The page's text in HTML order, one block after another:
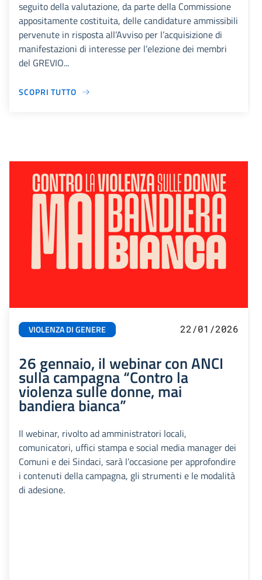
seguito della valutazione, da parte della Commissione
appositamente costituita, delle candidature ammissibili
pervenute in risposta all’Avviso per l’acquisizione di
manifestazioni di interesse per l’elezione dei membri
del GREVIO...
SCOPRI TUTTO
VIOLENZA DI GENERE 22/01/2026
26 gennaio, il webinar con ANCI
sulla campagna “Contro la
violenza sulle donne, mai
bandiera bianca”
Il webinar, rivolto ad amministratori locali,
comunicatori, uffici stampa e social media manager dei
Comuni e dei Sindaci, sarà l’occasione per approfondire
i contenuti della campagna, gli strumenti e le modalità
di adesione.